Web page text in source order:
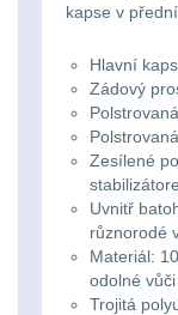
baterie
Svítilny
18650
baterie
Hydratační
vaky
Pouzdra
Kapsy
pre
optiku
Kapesní
Policejní
Vyhledávací
Lovecké
kapse v
Hlavní
Zádový
Zesílené
Uvnitř
různorodé
Materiál:
odolné
Trojitá